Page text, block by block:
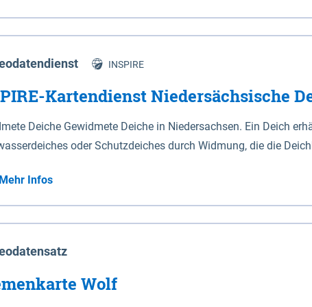
INSPIRE
Kartendienst Niedersächsische
Deiche Gewidmete Deiche in Niedersachsen. Ein Deich
oder Schutzdeiches durch Widmung, die die
Deiche gelten die Bestimmungen des Niedersächsischen
Sperrwerke Sperrwerke sind Bauwerke mit Sperrvorrichtungen in Tidegewässern, die dem
eines Gebietes vor erhöhten Tiden, vor allem vor Sturmfluten,
Art erhält die Eigenschaft eines Sperrwerkes durch
Mehr Infos
Wolf